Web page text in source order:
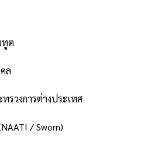
ทูต
ล
รวงการต่างประเทศ
/ Sworn)